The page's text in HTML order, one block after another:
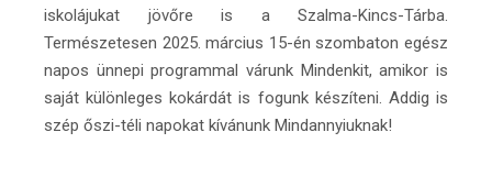
iskolájukat jövőre is a Szalma-Kincs-Tárba.
Természetesen 2025. március 15-én szombaton egész
napos ünnepi programmal várunk Mindenkit, amikor is
saját különleges kokárdát is fogunk készíteni. Addig is
szép őszi-téli napokat kívánunk Mindannyiuknak!